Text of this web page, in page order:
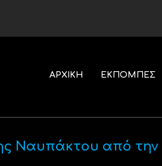
ΑΡΧΙΚΗ ΕΚΠΟΜΠΕΣ
Ναυπάκτου από την